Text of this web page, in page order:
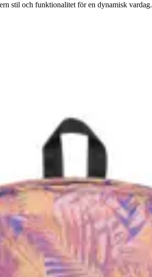
stil och funktionalitet för en dynamisk vardag.